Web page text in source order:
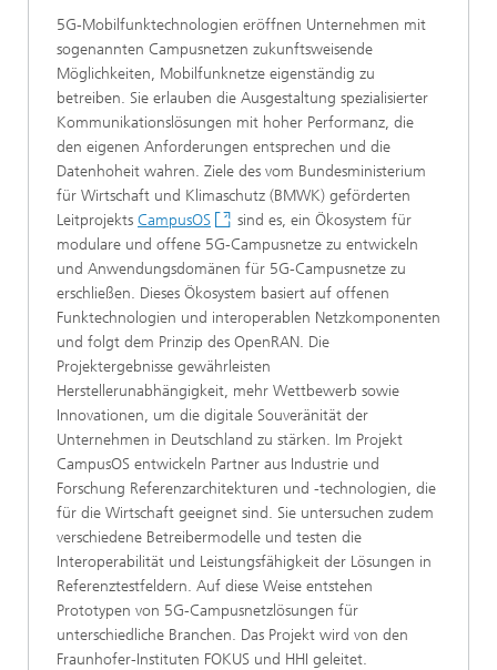
5G-Mobilfunktechnologien eröffnen Unternehmen mit
sogenannten Campusnetzen zukunftsweisende
Möglichkeiten, Mobilfunknetze eigenständig zu
betreiben. Sie erlauben die Ausgestaltung spezialisierter
Kommunikationslösungen mit hoher Performanz, die
den eigenen Anforderungen entsprechen und die
Datenhoheit wahren. Ziele des vom Bundesministerium
für Wirtschaft und Klimaschutz (BMWK) geförderten
Leitprojekts CampusOS
sind es, ein Ökosystem für
modulare und offene 5G-Campusnetze zu entwickeln
und Anwendungsdomänen für 5G-Campusnetze zu
erschließen. Dieses Ökosystem basiert auf offenen
Funktechnologien und interoperablen Netzkomponenten
und folgt dem Prinzip des OpenRAN. Die
Projektergebnisse gewährleisten
Herstellerunabhängigkeit, mehr Wettbewerb sowie
Innovationen, um die digitale Souveränität der
Unternehmen in Deutschland zu stärken. Im Projekt
CampusOS entwickeln Partner aus Industrie und
Forschung Referenzarchitekturen und -technologien, die
für die Wirtschaft geeignet sind. Sie untersuchen zudem
verschiedene Betreibermodelle und testen die
Interoperabilität und Leistungsfähigkeit der Lösungen in
Referenztestfeldern. Auf diese Weise entstehen
Prototypen von 5G-Campusnetzlösungen für
unterschiedliche Branchen. Das Projekt wird von den
Fraunhofer-Instituten FOKUS und HHI geleitet.